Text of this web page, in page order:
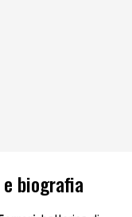
biografia